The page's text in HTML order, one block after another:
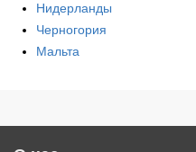
Нидерланды
Черногория
Мальта